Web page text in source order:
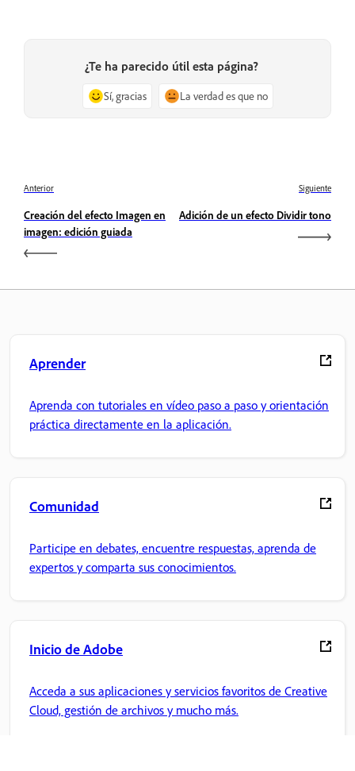
¿Te ha parecido útil esta página?
Sí, gracias La verdad es que no
Anterior
Creación del efecto Imagen en
imagen: edición guiada
Siguiente
Adición de un efecto Dividir tono
Aprender
Aprenda con tutoriales en vídeo paso a paso y orientación
práctica directamente en la aplicación.
Comunidad
Participe en debates, encuentre respuestas, aprenda de
expertos y comparta sus conocimientos.
Inicio de Adobe
Acceda a sus aplicaciones y servicios favoritos de Creative
Cloud, gestión de archivos y mucho más.